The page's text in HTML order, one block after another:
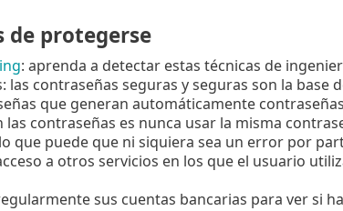
de protegerse
: aprenda a detectar estas técnicas de
las contraseñas seguras y seguras son la base
que generan automáticamente
contraseñas es nunca usar la misma
que puede que ni siquiera sea un error por
a otros servicios en los que el usuario
sus cuentas bancarias para ver si